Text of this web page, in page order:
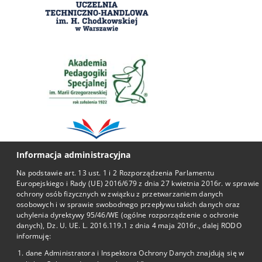
Przydatne
Facebook
Informacja administracyjna
Na podstawie art. 13 ust. 1 i 2 Rozporządzenia Parlamentu
Europejskiego i Rady (UE) 2016/679 z dnia 27 kwietnia 2016r. w sprawie
ochrony osób fizycznych w związku z przetwarzaniem danych
osobowych i w sprawie swobodnego przepływu takich danych oraz
uchylenia dyrektywy 95/46/WE (ogólne rozporządzenie o ochronie
danych), Dz. U. UE. L. 2016.119.1 z dnia 4 maja 2016r., dalej RODO
informuję:
dane Administratora i Inspektora Ochrony Danych znajdują się w